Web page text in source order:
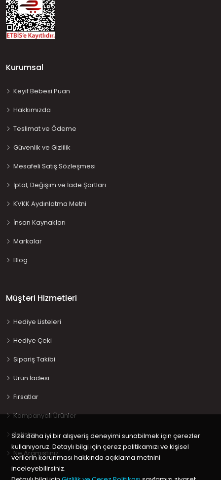
Kurumsal
Keyif Bebesi Puan
Hakkımızda
Teslimat ve Ödeme
Güvenlik ve Gizlilik
Mesafeli Satış Sözleşmesi
İptal, Değişim ve İade Şartları
KVKK Aydınlatma Metni
İnsan Kaynakları
Markalar
Blog
Müşteri Hizmetleri
Hediye Listeleri
Hediye Çeki
Sipariş Takibi
Ürün İadesi
Fırsatlar
Kampanyalı Ürünler
İletişim
Ne Aramıştınız…
Size daha iyi bir alışveriş deneyimi sunabilmek için çerezler
kullanıyoruz. Detaylı bilgi için çerez politikamızı ve kişisel
verilerin korunması hakkında açıklama metnini
inceleyebilirsiniz.